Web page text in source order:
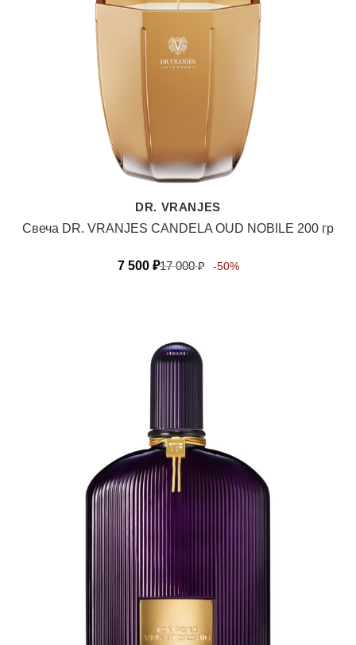
DR. VRANJES
Свеча DR. VRANJES CANDELA OUD NOBILE 200 гр
7 500 ₽17 000₽ -50%